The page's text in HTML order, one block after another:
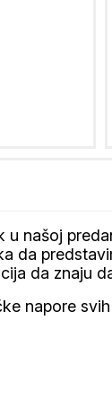
našoj
da
da znaju
napore